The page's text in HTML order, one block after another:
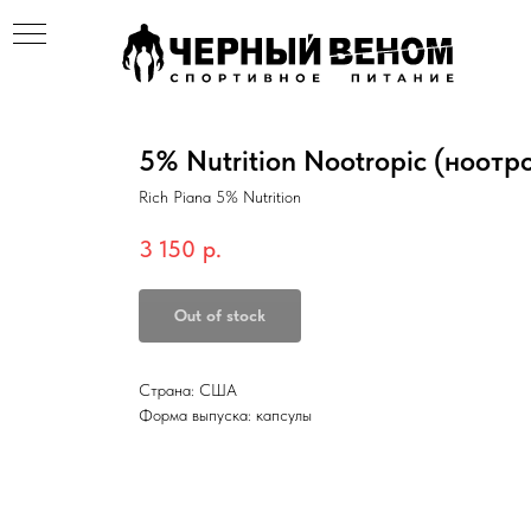
5% Nutrition Nootropic
Rich Piana 5% Nutrition
3 150 р.
Out of stock
Страна: США
Форма выпуска: капсулы